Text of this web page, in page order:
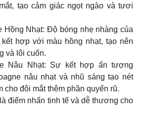
tạo cảm giác ngọt ngào và tươi
Hồng Nhạt: Độ bóng nhẹ nhàng của
kết hợp với màu hồng nhạt, tạo nên
và lôi cuốn.
Nâu Nhạt: Sự kết hợp ấn tượng
nâu nhạt và nhũ sáng tạo nét
cho đôi mắt thêm phần quyến rũ.
điểm nhấn tinh tế và dễ thương cho